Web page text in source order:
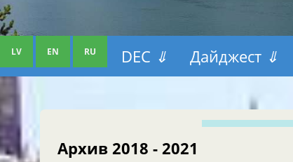
LV EN RU DEC ⇓ Дайджест ⇓
Архив 2018 - 2021